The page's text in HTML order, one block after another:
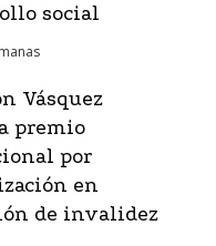
social
Vásquez
premio
por
en
de invalidez